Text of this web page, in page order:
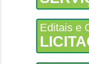
Editais e